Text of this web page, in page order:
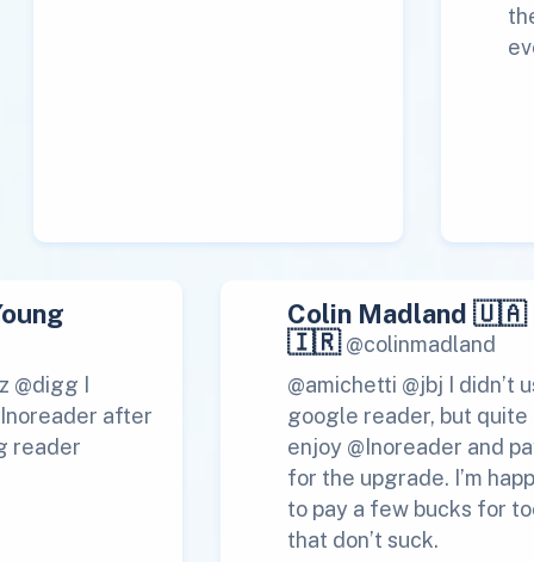
@digg I
after
reader
Colin Madland 🇺🇦
🇮🇷@colinmadland
@amichetti @jbj I didn’t
google reader, but quite
enjoy @Inoreader and
for the upgrade. I’m
to pay a few bucks for
that don’t suck.